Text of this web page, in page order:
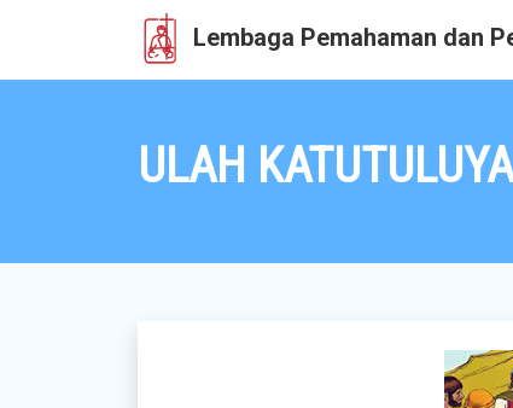
Lembaga Pemahaman dan
ULAH